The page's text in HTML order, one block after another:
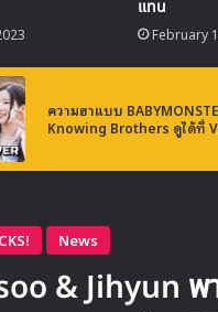
ได้ว่าในครั้งนี้ Mino จะสามา
Together ได้สำเร็จหรือไ
แทน
February
ความฮาแบบ
Knowing Brothers ดูได้ที่